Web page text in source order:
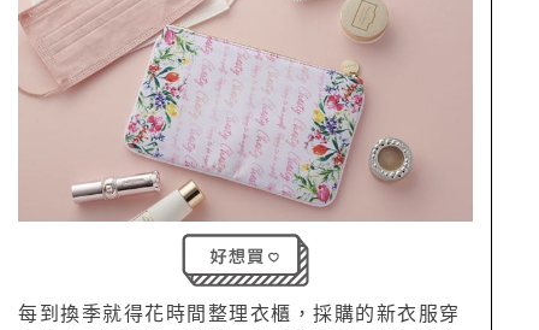
每到換季就得花時間整理衣櫃，採購的新衣服穿